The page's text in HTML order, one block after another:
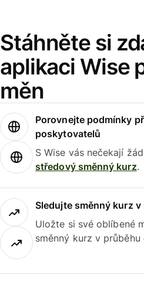
Stáhněte si
aplikaci Wise
měn
Porovnejte podmínky
poskytovatelů
S Wise vás nečekají
středový směnný kurz.
Sledujte směnný kurz v
Uložte si své oblíbené
směnný kurz v průběhu